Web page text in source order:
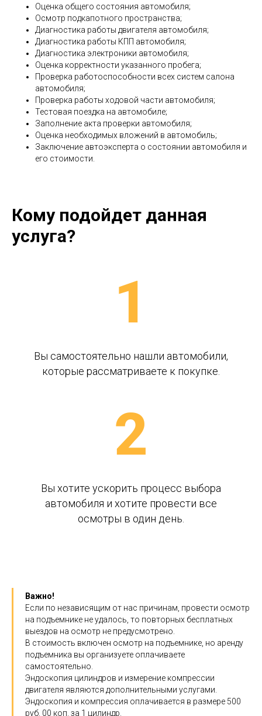
Оценка общего состояния автомобиля;
Осмотр подкапотного пространства;
Диагностика работы двигателя автомобиля;
Диагностика работы КПП автомобиля;
Диагностика электроники автомобиля;
Оценка корректности указанного пробега;
Проверка работоспособности всех систем салона
автомобиля;
Проверка работы ходовой части автомобиля;
Тестовая поездка на автомобиле;
Заполнение акта проверки автомобиля;
Оценка необходимых вложений в автомобиль;
Заключение автоэксперта о состоянии автомобиля и
его стоимости.
Кому подойдет данная
услуга?
Вы самостоятельно нашли автомобили,
которые рассматриваете к покупке.
Вы хотите ускорить процесс выбора
автомобиля и хотите провести все
осмотры в один день.
Важно!
Если по независящим от нас причинам, провести осмотр
на подъемнике не удалось, то повторных бесплатных
выездов на осмотр не предусмотрено.
В стоимость включен осмотр на подъемнике, но аренду
подъемника вы организуете оплачиваете
самостоятельно.
Эндоскопия цилиндров и измерение компрессии
двигателя являются дополнительными услугами.
Эндоскопия и компрессия оплачивается в размере 500
руб. 00 коп. за 1 цилиндр.